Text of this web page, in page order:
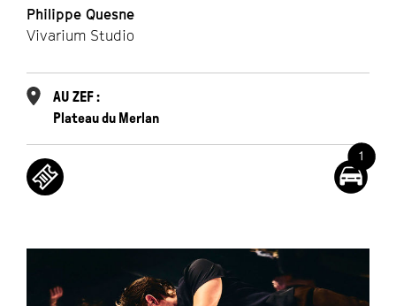
Philippe Quesne
Vivarium Studio
AU ZEF :
Plateau du Merlan
1